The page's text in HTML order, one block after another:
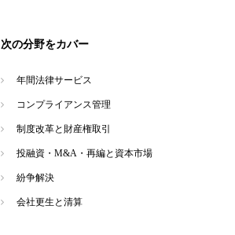
次の分野をカバー
年間法律サービス
コンプライアンス管理
制度改革と財産権取引
投融資・M&A・再編と資本市場
紛争解決
会社更生と清算